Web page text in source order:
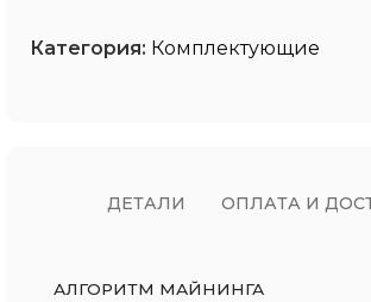
Категория: Комплектующие
ДЕТАЛИ ОПЛАТА И
АЛГОРИТМ МАЙНИНГА